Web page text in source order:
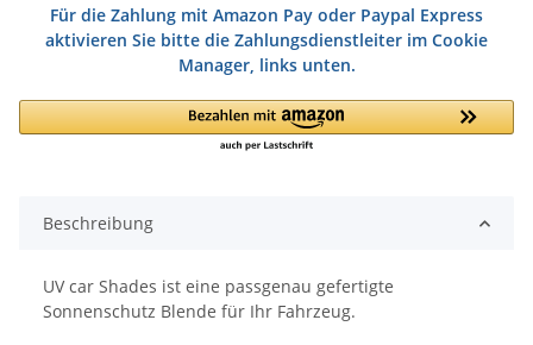
Für die Zahlung mit Amazon Pay oder Paypal Express
aktivieren Sie bitte die Zahlungsdienstleiter im Cookie
Manager, links unten.
Beschreibung
UV car Shades ist eine passgenau gefertigte
Sonnenschutz Blende für Ihr Fahrzeug.